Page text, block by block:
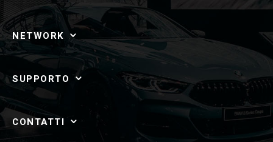
NETWORK
SUPPORTO
CONTATTI